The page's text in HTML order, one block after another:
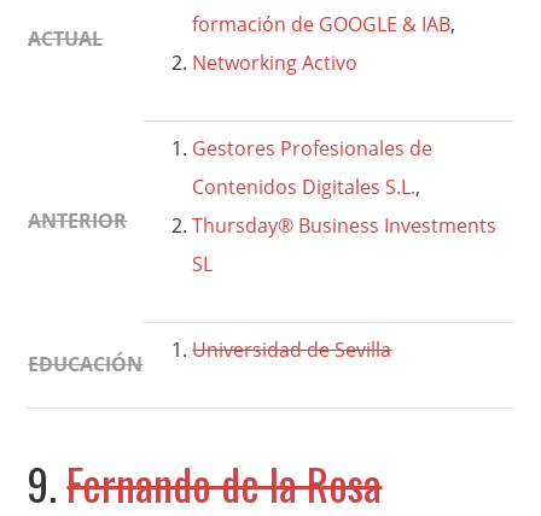
ACTUAL
formación de GOOGLE & IAB,
Networking Activo
ANTERIOR
Gestores Profesionales de
Contenidos Digitales S.L.,
Thursday® Business Investments
SL
EDUCACIÓN
Universidad de Sevilla
9.Fernando de la Rosa